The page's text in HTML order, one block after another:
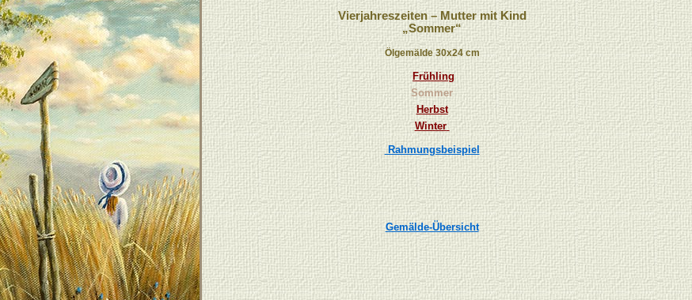
Vierjahreszeiten – Mutter mit Kind
„Sommer“
Ölgemälde 30x24 cm
Frühling
Sommer
Herbst
Winter
Rahmungsbeispiel
Gemälde-Übersicht